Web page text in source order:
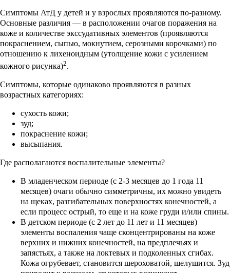
Симптомы АтД у детей и у взрослых проявляются по-разному.
Основные различия — в расположении очагов поражения на
коже и количестве экссудативных элементов (проявляются
покраснением, сыпью, мокнутием, серозными корочками) по
отношению к лихеноидным (утолщение кожи с усилением
кожного рисунка)2.
Симптомы, которые одинаково проявляются в разных
возрастных категориях:
сухость кожи;
зуд;
покраснение кожи;
высыпания.
Где располагаются воспалительные элементы?
В младенческом периоде (с 2-3 месяцев до 1 года 11
месяцев) очаги обычно симметричны, их можно увидеть
на щеках, разгибательных поверхностях конечностей, а
если процесс острый, то еще и на коже груди и/или спины.
В детском периоде (с 2 лет до 11 лет и 11 месяцев)
элементы воспаления чаще сконцентрированы на коже
верхних и нижних конечностей, на предплечьях и
запястьях, а также на локтевых и подколенных сгибах.
Кожа огрубевает, становится шероховатой, шелушится. Зуд